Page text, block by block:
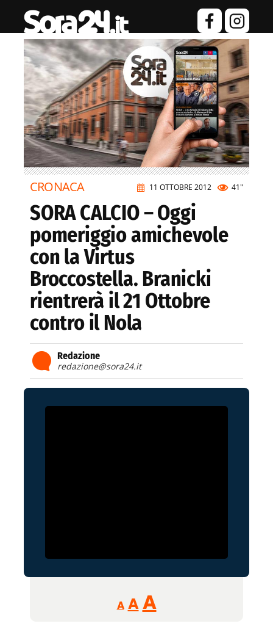
11 OTTOBRE 2012 41"
CRONACA
SORA CALCIO – Oggi
pomeriggio amichevole
con la Virtus
Broccostella. Branicki
rientrerà il 21 Ottobre
contro il Nola
Redazione
redazione@sora24.it
A
Reducir
tamaño
A Restablecer
AAumentar